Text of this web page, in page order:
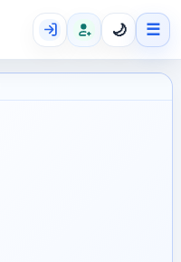
🌙 ☰